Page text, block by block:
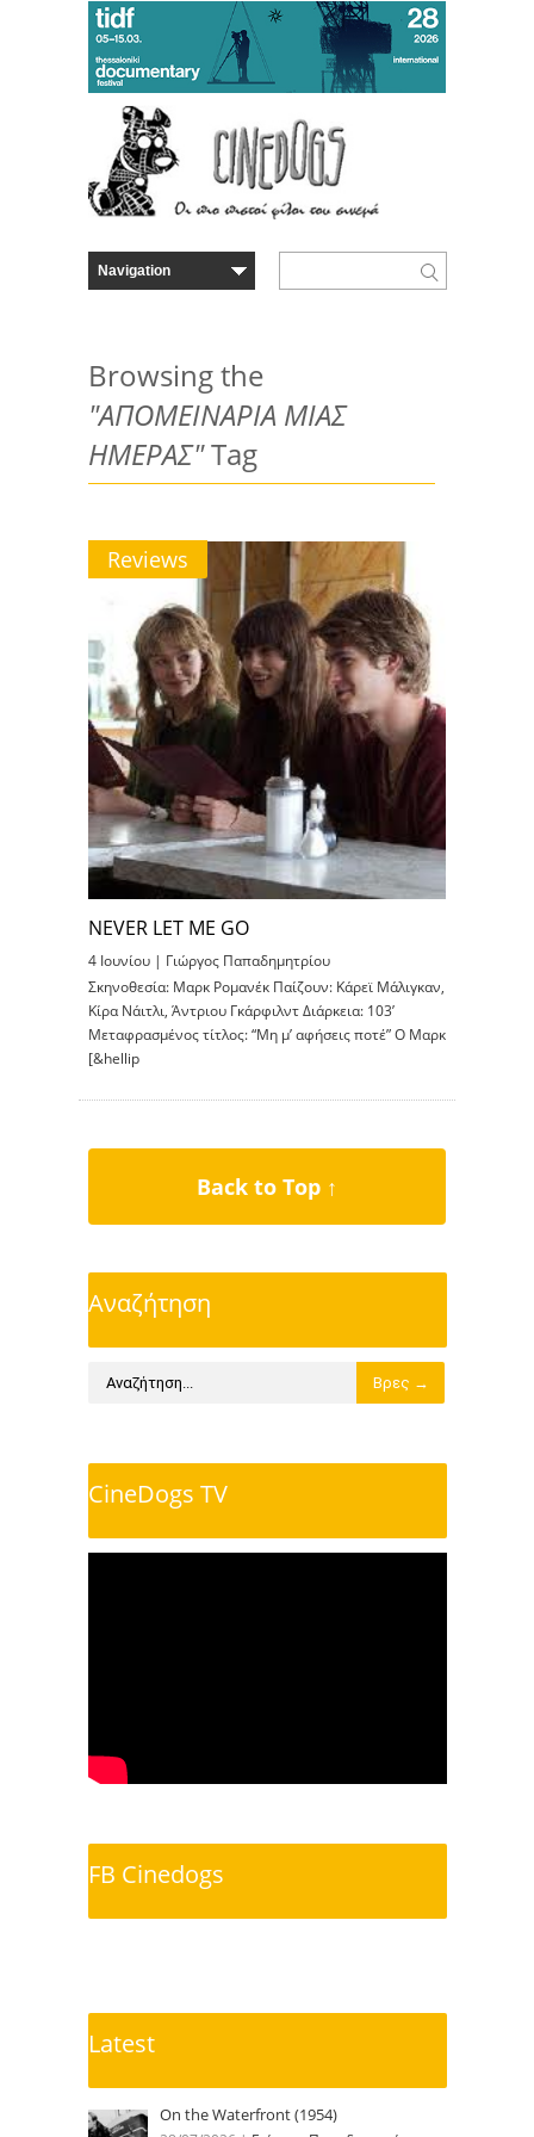
Browsing the
"ΑΠΟΜΕΙΝΑΡΙΑ ΜΙΑΣ
ΗΜΕΡΑΣ"Tag
Reviews
NEVER LET ME GO
4 Ιουνίου | Γιώργος Παπαδημητρίου
Σκηνοθεσία: Μαρκ Ρομανέκ Παίζουν: Κάρεϊ Μάλιγκαν,
Κίρα Νάιτλι, Άντριου Γκάρφιλντ Διάρκεια: 103’
Μεταφρασμένος τίτλος: “Μη μ’ αφήσεις ποτέ” Ο Μαρκ
[&hellip
Back to Top ↑
Αναζήτηση
CineDogs TV
FB Cinedogs
Latest
On the Waterfront (1954)